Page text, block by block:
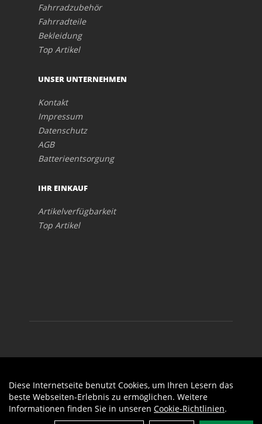
Fahrradzubehör
Fahrradteile
Bekleidung
Top Artikel
UNSER UNTERNEHMEN
Kontakt
Impressum
Datenschutz
AGB
Batterieentsorgung
IHR EINKAUF
Artikelverfügbarkeit
Top Artikel
Diese Internetseite benutzt Cookies, um Ihren Lesern das
beste Webseiten-Erlebnis zu ermöglichen. Weitere
Informationen finden Sie in unseren Cookie-Richtlinien.
Auftrag widerrufen